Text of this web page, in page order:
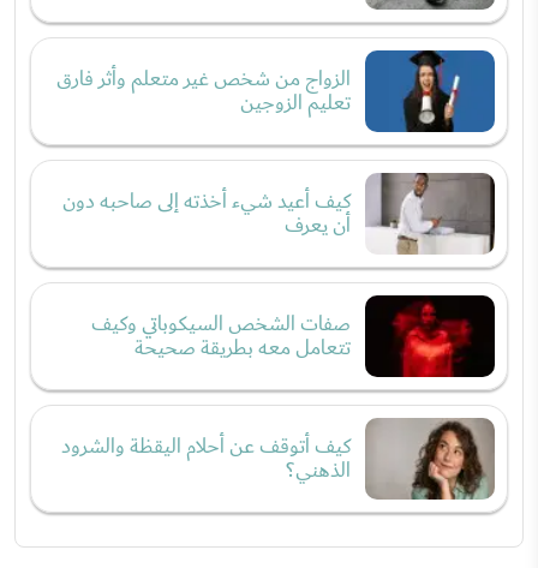
الزواج من شخص غير متعلم وأثر فارق
تعليم الزوجين
كيف أعيد شيء أخذته إلى صاحبه دون
أن يعرف
صفات الشخص السيكوباتي وكيف
تتعامل معه بطريقة صحيحة
كيف أتوقف عن أحلام اليقظة والشرود
الذهني؟